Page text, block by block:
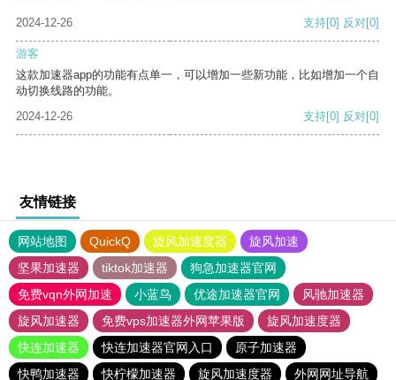
2024-12-26 支持[0] 反对[0]
游客
这款加速器app的功能有点单一，可以增加一些新功能，比如增加一个自
动切换线路的功能。
2024-12-26
支持[0] 反对[0]
友情链接
网站地图 QuickQ 旋风加速度器
旋风加速
坚果加速器
tiktok加速器
狗急加速器官网
免费vqn外网加速
小蓝鸟 优途加速器官网
风驰加速器
旋风加速器
免费vps加速器外网苹果版
旋风加速度器
快连加速器
快连加速器官网入口
原子加速器
快鸭加速器
快柠檬加速器 旋风加速度器
外网网址导航